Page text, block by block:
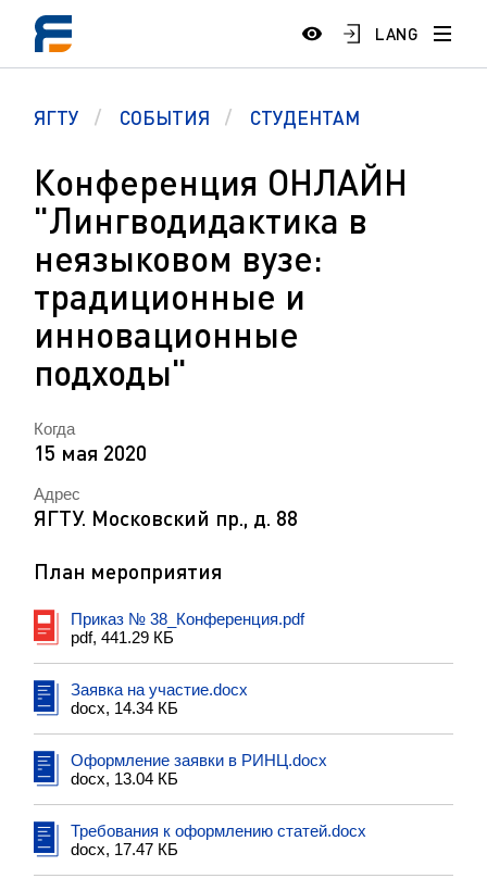
LANG
ЯГТУ СОБЫТИЯ СТУДЕНТАМ
Конференция ОНЛАЙН
"Лингводидактика в
неязыковом вузе:
традиционные и
инновационные
подходы"
Когда
15 мая 2020
Адрес
ЯГТУ. Московский пр., д. 88
План мероприятия
Приказ № 38_Конференция.pdf
pdf, 441.29 КБ
Заявка на участие.docx
docx, 14.34 КБ
Оформление заявки в РИНЦ.docx
docx, 13.04 КБ
Требования к оформлению статей.docx
docx, 17.47 КБ